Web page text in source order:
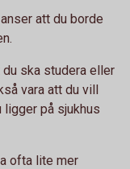
att du borde
ska studera eller
vara att du vill
på sjukhus
ofta lite mer